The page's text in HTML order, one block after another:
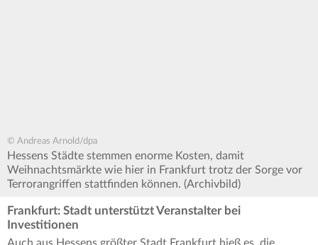
© Andreas Arnold/dpa
Hessens Städte stemmen enorme Kosten, damit
Weihnachtsmärkte wie hier in Frankfurt trotz der Sorge vor
Terrorangriffen stattfinden können. (Archivbild)
Frankfurt: Stadt unterstützt Veranstalter bei
Investitionen